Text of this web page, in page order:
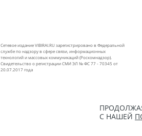
Сетевое издание VIBIRAI.RU зарегистрировано в Федеральной
службе по надзору в сфере связи, информационных
технологий и массовых коммуникаций (Роскомнадзор).
Свидетельство о регистрации СМИ ЭЛ № ФС 77 - 70345 от
20.07.2017 года
С НАШЕЙ